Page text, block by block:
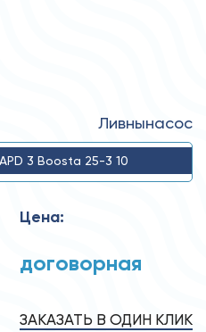
Ливнынасос
APD 3 Boosta 25-3 10
Цена:
договорная
ЗАКАЗАТЬ В ОДИН КЛИК